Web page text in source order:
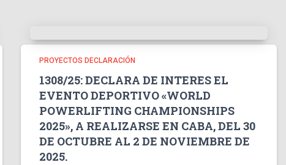
PROYECTOS DECLARACIÓN
1308/25: DECLARA DE INTERES EL
EVENTO DEPORTIVO «WORLD
POWERLIFTING CHAMPIONSHIPS
2025», A REALIZARSE EN CABA, DEL 30
DE OCTUBRE AL 2 DE NOVIEMBRE DE
2025.